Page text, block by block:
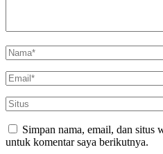
Simpan nama, email, dan situs
untuk komentar saya berikutnya.